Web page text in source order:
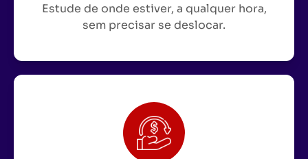
Estude de onde estiver, a qualquer hora,
sem precisar se deslocar.